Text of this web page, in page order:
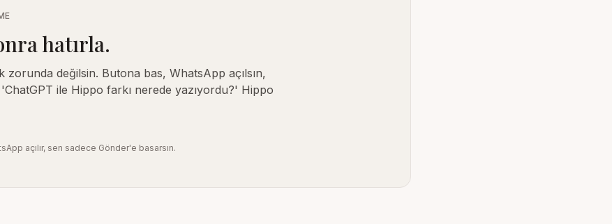
hatırla.
zorunda değilsin. Butona bas, WhatsApp açılsın,
ile Hippo farkı nerede yazıyordu?' Hippo
açılır, sen sadece Gönder'e basarsın.